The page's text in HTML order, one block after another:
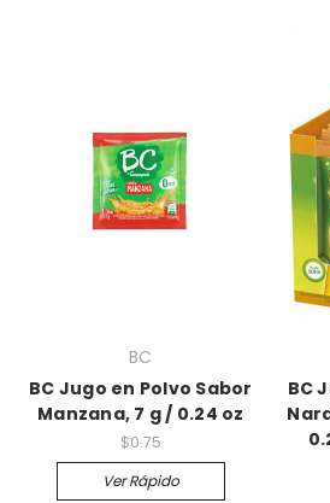
BC
BC Jugo en Polvo Sabor
Manzana, 7 g / 0.24 oz
$0.75
Ver Rápido
BC